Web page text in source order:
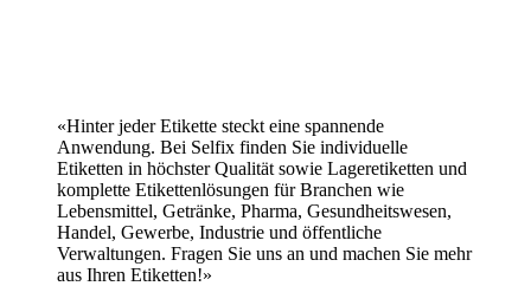
«Hinter jeder Etikette steckt eine spannende
Anwendung. Bei Selfix finden Sie individuelle
Etiketten in höchster Qualität sowie Lageretiketten und
komplette Etikettenlösungen für Branchen wie
Lebensmittel, Getränke, Pharma, Gesundheitswesen,
Handel, Gewerbe, Industrie und öffentliche
Verwaltungen. Fragen Sie uns an und machen Sie mehr
aus Ihren Etiketten!»